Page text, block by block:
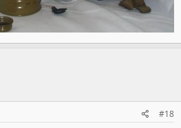
#18